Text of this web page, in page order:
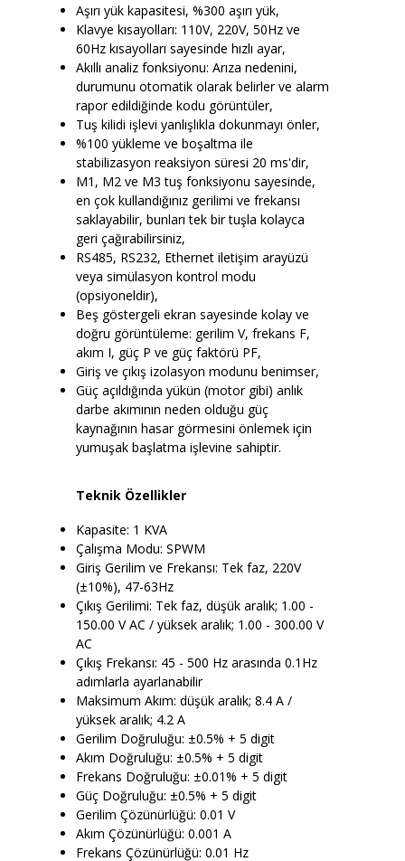
Aşırı yük kapasitesi, %300 aşırı yük,
Klavye kısayolları: 110V, 220V, 50Hz ve
60Hz kısayolları sayesinde hızlı ayar,
Akıllı analiz fonksiyonu: Arıza nedenini,
durumunu otomatik olarak belirler ve alarm
rapor edildiğinde kodu görüntüler,
Tuş kilidi işlevi yanlışlıkla dokunmayı önler,
%100 yükleme ve boşaltma ile
stabilizasyon reaksiyon süresi 20 ms'dir,
M1, M2 ve M3 tuş fonksiyonu sayesinde,
en çok kullandığınız gerilimi ve frekansı
saklayabilir, bunları tek bir tuşla kolayca
geri çağırabilirsiniz,
RS485, RS232, Ethernet iletişim arayüzü
veya simülasyon kontrol modu
(opsiyoneldir),
Beş göstergeli ekran sayesinde kolay ve
doğru görüntüleme: gerilim V, frekans F,
akım I, güç P ve güç faktörü PF,
Giriş ve çıkış izolasyon modunu benimser,
Güç açıldığında yükün (motor gibi) anlık
darbe akımının neden olduğu güç
kaynağının hasar görmesini önlemek için
yumuşak başlatma işlevine sahiptir.
Teknik Özellikler
Kapasite: 1 KVA
Çalışma Modu: SPWM
Giriş Gerilim ve Frekansı: Tek faz, 220V
(±10%), 47-63Hz
Çıkış Gerilimi: Tek faz, düşük aralık; 1.00 -
150.00 V AC / yüksek aralık; 1.00 - 300.00 V
AC
Çıkış Frekansı: 45 - 500 Hz arasında 0.1Hz
adımlarla ayarlanabilir
Maksimum Akım: düşük aralık; 8.4 A /
yüksek aralık; 4.2 A
Gerilim Doğruluğu: ±0.5% + 5 digit
Akım Doğruluğu: ±0.5% + 5 digit
Frekans Doğruluğu: ±0.01% + 5 digit
Güç Doğruluğu: ±0.5% + 5 digit
Gerilim Çözünürlüğü: 0.01 V
Akım Çözünürlüğü: 0.001 A
Frekans Çözünürlüğü: 0.01 Hz